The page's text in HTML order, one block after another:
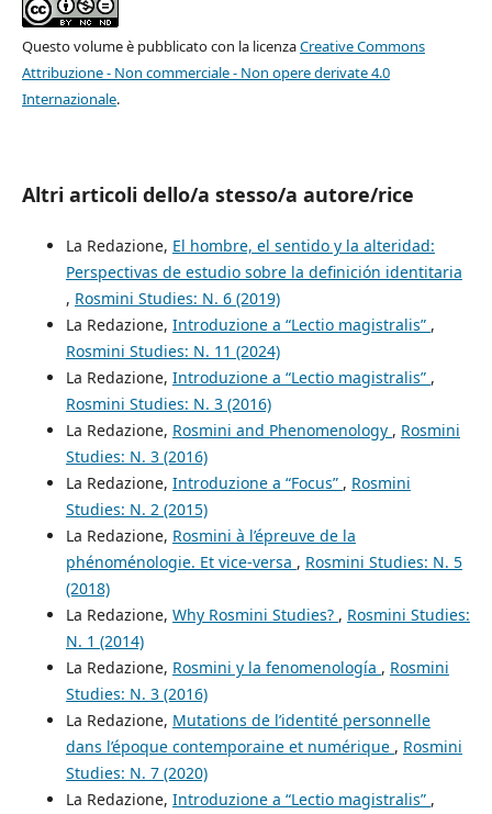
Questo volume è pubblicato con la licenzaCreative Commons
Attribuzione - Non commerciale - Non opere derivate 4.0
Internazionale.
Altri articoli dello/a stesso/a autore/rice
La Redazione, El hombre, el sentido y la alteridad:
Perspectivas de estudio sobre la definición identitaria
, Rosmini Studies: N. 6 (2019)
La Redazione, Introduzione a “Lectio magistralis” ,
Rosmini Studies: N. 11 (2024)
La Redazione, Introduzione a “Lectio magistralis” ,
Rosmini Studies: N. 3 (2016)
La Redazione, Rosmini and Phenomenology , Rosmini
Studies: N. 3 (2016)
La Redazione, Introduzione a “Focus” , Rosmini
Studies: N. 2 (2015)
La Redazione, Rosmini à l’épreuve de la
phénoménologie. Et vice-versa , Rosmini Studies: N. 5
(2018)
La Redazione, Why Rosmini Studies? , Rosmini Studies:
N. 1 (2014)
La Redazione, Rosmini y la fenomenología , Rosmini
Studies: N. 3 (2016)
La Redazione, Mutations de l’identité personnelle
dans l’époque contemporaine et numérique , Rosmini
Studies: N. 7 (2020)
La Redazione, Introduzione a “Lectio magistralis” ,